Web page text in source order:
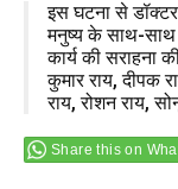
इस घटना से
मनुष्य के साथ-साथ
कार्य की सराहना
कुमार राय, दीपक
राय, रोशन राय,
Share this on